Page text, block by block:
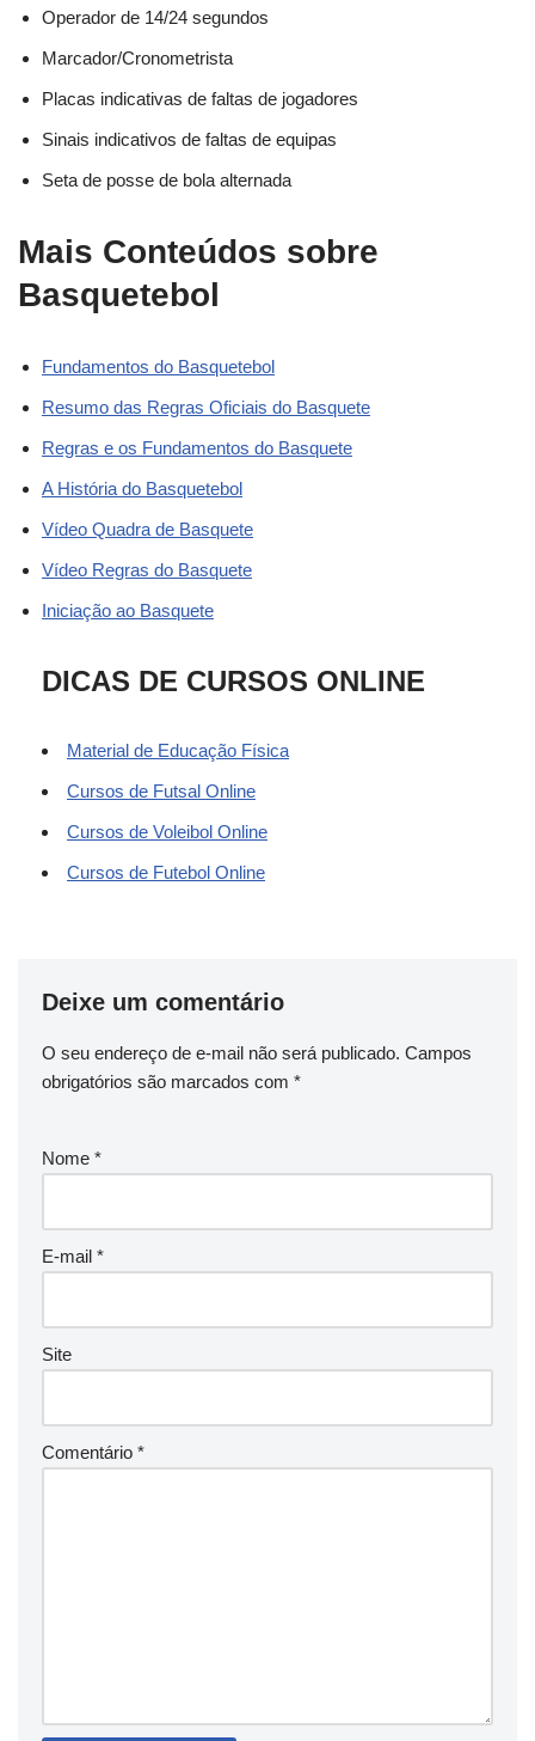
Operador de 14/24 segundos
Marcador/Cronometrista
Placas indicativas de faltas de jogadores
Sinais indicativos de faltas de equipas
Seta de posse de bola alternada
Mais Conteúdos sobre
Basquetebol
Fundamentos do Basquetebol
Resumo das Regras Oficiais do Basquete
Regras e os Fundamentos do Basquete
A História do Basquetebol
Vídeo Quadra de Basquete
Vídeo Regras do Basquete
Iniciação ao Basquete
DICAS DE CURSOS ONLINE
Material de Educação Física
Cursos de Futsal Online
Cursos de Voleibol Online
Cursos de Futebol Online
Deixe um comentário
O seu endereço de e-mail não será publicado. Campos
obrigatórios são marcados com *
Nome *
E-mail *
Site
Comentário *